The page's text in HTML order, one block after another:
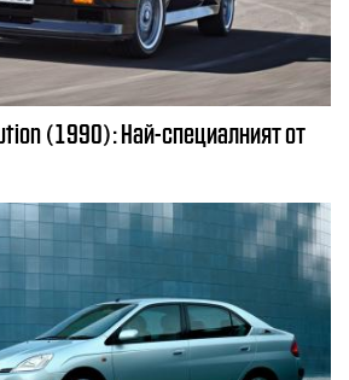
(1990): Най-специалният от